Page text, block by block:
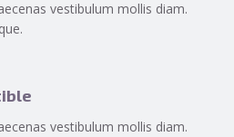
vestibulum mollis diam.
vestibulum mollis diam.